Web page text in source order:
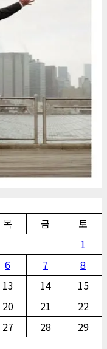
목 금
토
1
6 7
8
13 14
15
20 21
22
27 28
29